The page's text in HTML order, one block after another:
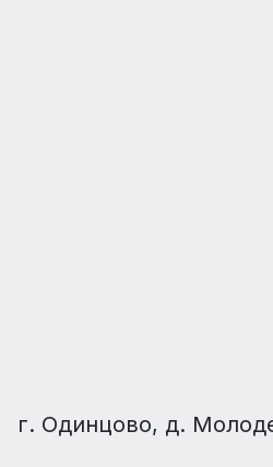
г. Одинцово, д.